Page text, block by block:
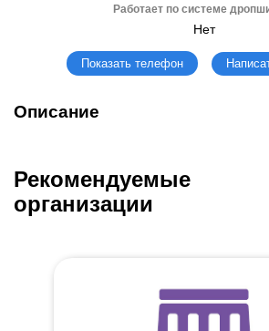
Работает по системе
Нет
Показать телефон
Описание
Рекомендуемые
организации